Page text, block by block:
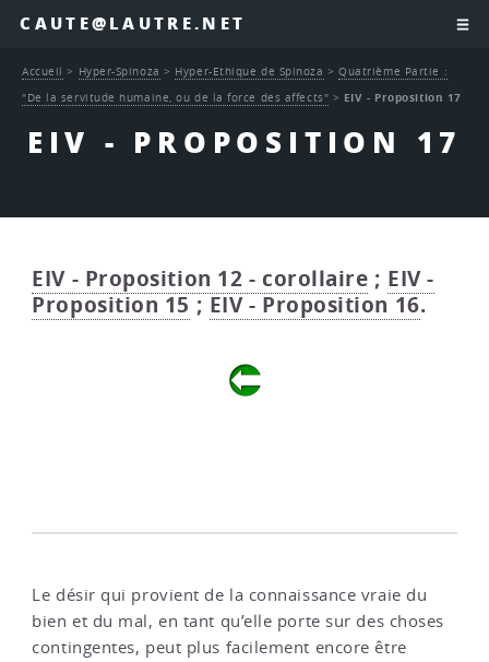
CAUTE@LAUTRE.NET
EIV - PROPOSITION 17
Accueil > Hyper-Spinoza > Hyper-Ethique de Spinoza >Quatrième Partie :
"De la servitude humaine, ou de la force des affects" > EIV - Proposition 17
EIV - Proposition 12 - corollaire ; EIV -
Proposition 15 ; EIV - Proposition 16.
Le désir qui provient de la connaissance vraie du
bien et du mal, en tant qu’elle porte sur des choses
contingentes, peut plus facilement encore être